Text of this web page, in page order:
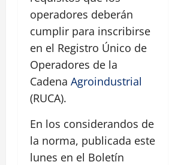
operadores deberán
cumplir para inscribirse
en el Registro Único de
Operadores de la
Cadena Agroindustrial
(RUCA).
En los considerandos de
la norma, publicada este
lunes en el Boletín